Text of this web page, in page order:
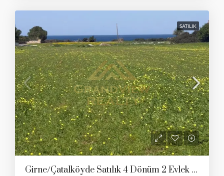
SATILIK
Girne/Çatalköyde Satılık 4 Dönüm 2 Evlek Arazi